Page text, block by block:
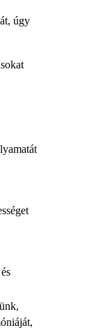
úgy